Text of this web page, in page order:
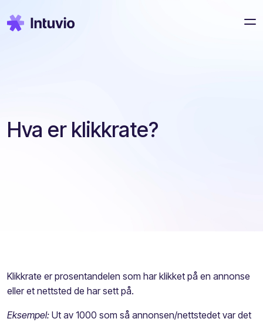
Hva er klikkrate?
Klikkrate er prosentandelen som har klikket på en annonse
eller et nettsted de har sett på.
Eksempel: Ut av 1000 som så annonsen/nettstedet var det